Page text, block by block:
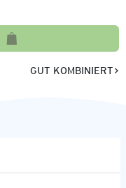
GUT KOMBINIERT